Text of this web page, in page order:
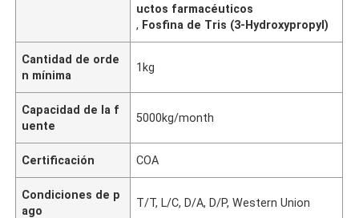
uctos farmacéuticos
, Fosfina de Tris (3-Hydroxypropyl)
Cantidad de orde
n mínima
1kg
Capacidad de la f
uente
5000kg/month
Certificación COA
Condiciones de p
ago
T/T, L/C, D/A, D/P, Western Union